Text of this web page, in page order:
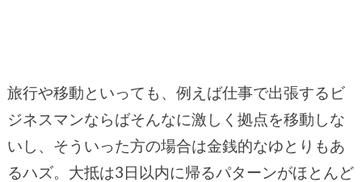
旅行や移動といっても、例えば仕事で出張するビ
ジネスマンならばそんなに激しく拠点を移動しな
いし、そういった方の場合は金銭的なゆとりもあ
るハズ。大抵は3日以内に帰るパターンがほとんど